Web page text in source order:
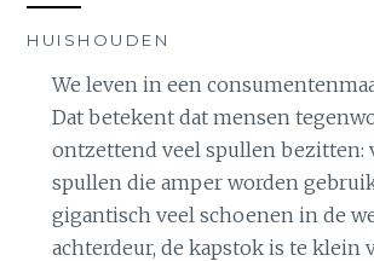
HUISHOUDEN
We leven in een
Dat betekent dat mensen
ontzettend veel spullen bezitten:
spullen die amper worden
gigantisch veel schoenen in de
achterdeur, de kapstok is te klein